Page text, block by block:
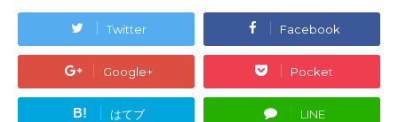
Twitter Facebook
Google+ Pocket
B! はてブ LINE